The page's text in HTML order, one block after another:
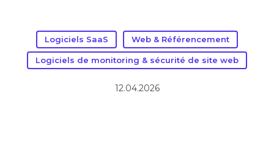
Logiciels SaaS Web & Référencement
Logiciels de monitoring & sécurité de site web
12.04.2026